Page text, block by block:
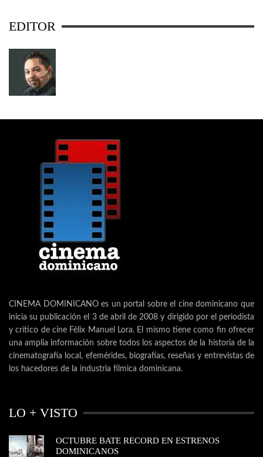
EDITOR
CINEMA DOMINICANO es un portal sobre el cine dominicano que
inicia su publicación el 3 de abril de 2008 y dirigido por el periodista
y crítico de cine Félix Manuel Lora. El mismo tiene como fin ofrecer
una amplia información sobre todos los aspectos de la historia de la
cinematografía local, efemérides, biografías, reseñas y entrevistas de
los hacedores de la industria fílmica dominicana.
LO + VISTO
OCTUBRE BATE RECORD EN ESTRENOS
DOMINICANOS